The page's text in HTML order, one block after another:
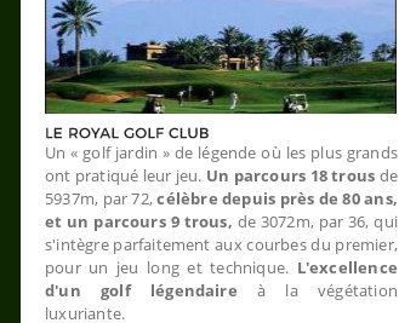
Un « golf jardin » de légende où les plus grands
ont pratiqué leur jeu. Un parcours 18 trous de
5937m, par 72,célèbre depuis près de 80 ans,
et un parcours 9 trous, de 3072m, par 36, qui
s'intègre parfaitement aux courbes du premier,
pour un jeu long et technique. L'excellence
d'un golf légendaireà la végétation
luxuriante.